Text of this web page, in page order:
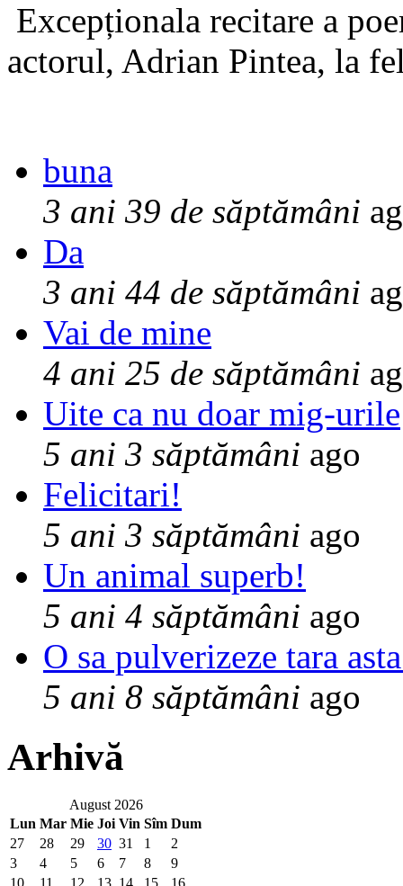
Excepționala recitare a
actorul, Adrian Pintea, la
buna
3 ani 39 de săptămâni
Da
3 ani 44 de săptămâni
Vai de mine
4 ani 25 de săptămâni
Uite ca nu doar mig-urile
5 ani 3 săptămâni ago
Felicitari!
5 ani 3 săptămâni ago
Un animal superb!
5 ani 4 săptămâni ago
O sa pulverizeze tara
5 ani 8 săptămâni ago
Arhivă
August 2026
Lun Mar Mie Joi Vin Sîm Dum
27
28 29 30 31 1
2
3
4 5 6 7 8
9